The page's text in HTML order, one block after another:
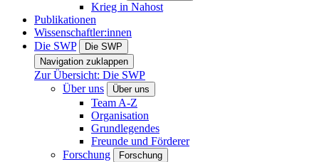
Krieg in Nahost
Publikationen
Wissenschaftler:innen
Die SWP
Die SWP
Navigation zuklappen
Zur Übersicht: Die SWP
Über uns
Über uns
Team A-Z
Organisation
Grundlegendes
Freunde und Förderer
Forschung
Forschung